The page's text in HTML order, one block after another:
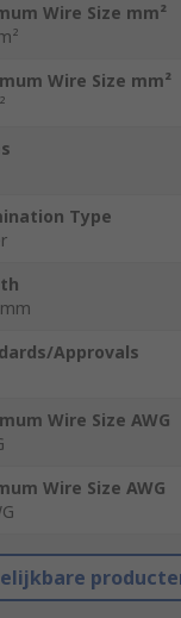
Wire Size mm²
Wire Size mm²
Type
Approvals
Wire Size AWG
Wire Size AWG